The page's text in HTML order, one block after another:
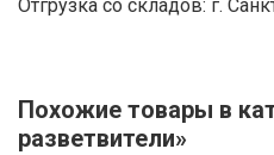
Отгрузка со складов: г.
Похожие товары в
разветвители»